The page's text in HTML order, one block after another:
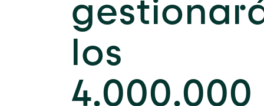
los
4.000.000